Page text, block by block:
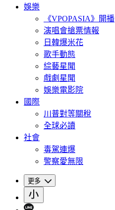
娛樂
《VPOPASIA》開播
演唱會搶票情報
日韓爆米花
歌手動態
綜藝星聞
戲劇星聞
娛樂電影院
國際
川普對等關稅
全球必讀
社會
毒駕連爆
警察愛無限
更多